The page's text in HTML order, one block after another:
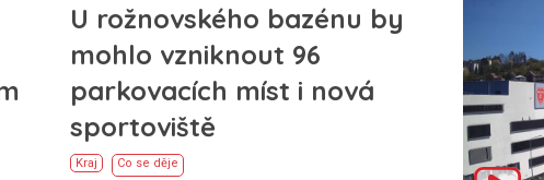
U rožnovského bazénu by
mohlo vzniknout 96
parkovacích míst i nová
sportoviště
Kraj Co se děje